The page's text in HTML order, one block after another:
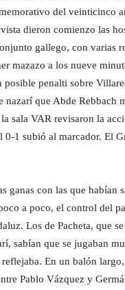
del veinticinco
dieron comienzo las
gallego, con varias
mazazo a los nueve
posible penalti sobre
nazarí que Abde Rebbach
sala VAR revisaron la
0-1 subió al marcador. El
ganas con las que habían
a poco, el control del
Los de Pacheta, que
sabían que se jugaban
En un balón
Pablo Vázquez y